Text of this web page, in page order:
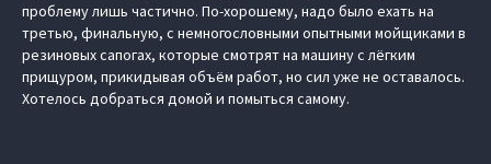
проблему лишь частично. По-хорошему, надо было ехать на
третью, финальную, с немногословными опытными мойщиками в
резиновых сапогах, которые смотрят на машину с лёгким
прищуром, прикидывая объём работ, но сил уже не оставалось.
Хотелось добраться домой и помыться самому.